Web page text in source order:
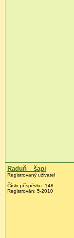
Raduň__šapi
Registrovaný uživatel
Číslo příspěvku: 148
Registrován: 5-2010